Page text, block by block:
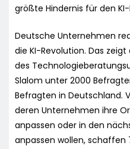
größte Hindernis für den KI-
Deutsche Unternehmen
die KI-Revolution. Das
des
Slalom unter 2000
Befragten in Deutschland.
deren Unternehmen ihre
anpassen oder in den
anpassen wollen, schaffen